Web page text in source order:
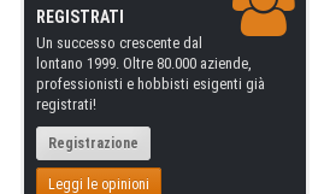
REGISTRATI
Un successo crescente dal
lontano 1999. Oltre 80.000 aziende,
professionisti e hobbisti esigenti già
registrati!
Registrazione
Leggi le opinioni